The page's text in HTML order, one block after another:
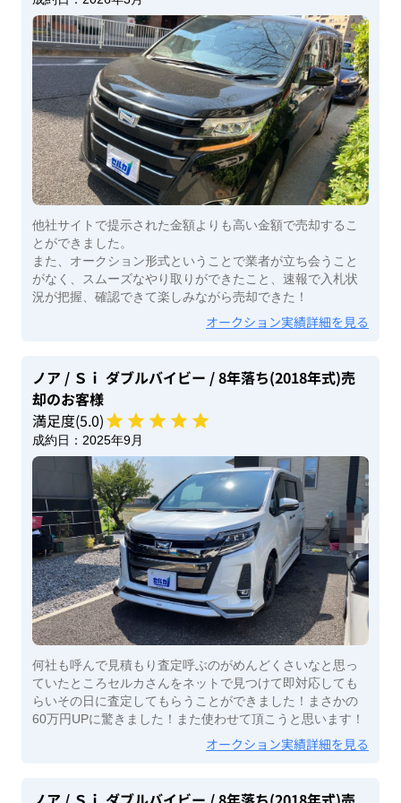
他社サイトで提示された金額よりも高い金額で売却するこ
とができました。
また、オークション形式ということで業者が立ち会うこと
がなく、スムーズなやり取りができたこと、速報で入札状
況が把握、確認できて楽しみながら売却できた！
オークション実績詳細を見る
ノア / Ｓｉ ダブルバイビー / 8年落ち(2018年式)売
却のお客様
満足度(5.0)
成約日： 2025年9月
何社も呼んで見積もり査定呼ぶのがめんどくさいなと思っ
ていたところセルカさんをネットで見つけて即対応しても
らいその日に査定してもらうことができました！まさかの
60万円UPに驚きました！また使わせて頂こうと思います！
オークション実績詳細を見る